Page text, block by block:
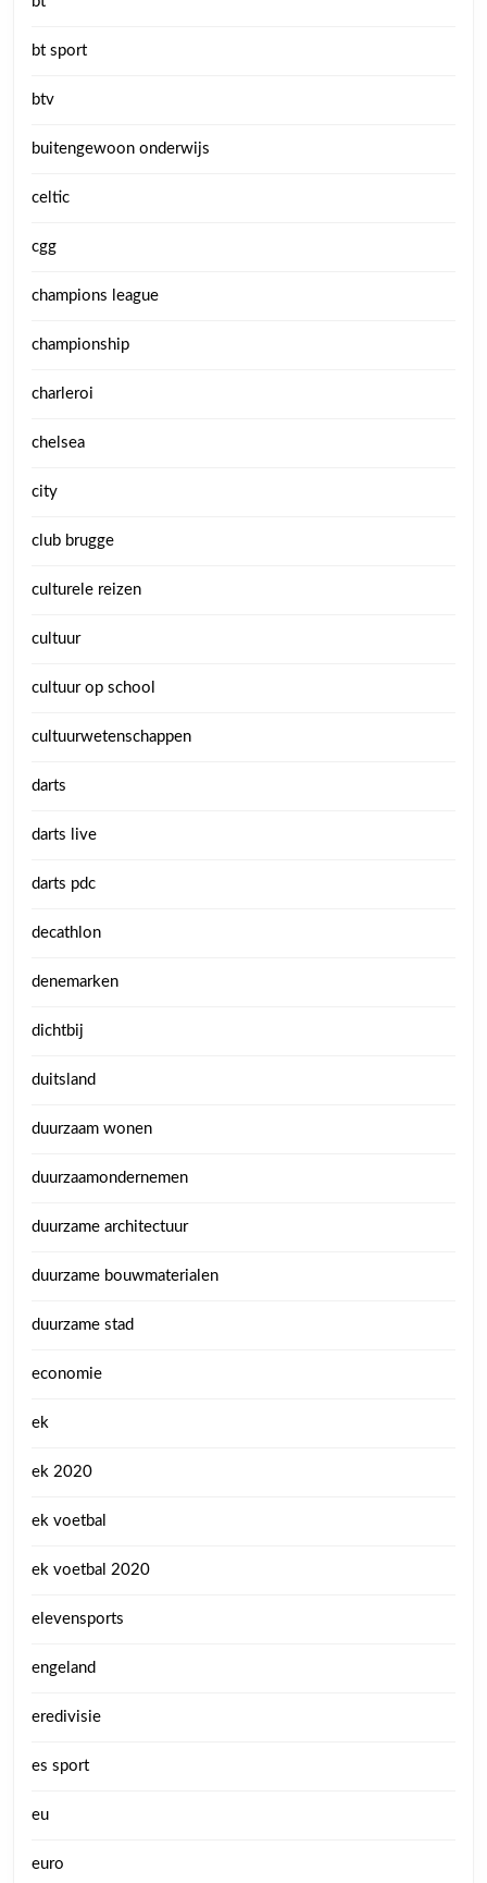
bt sport
btv
buitengewoon onderwijs
celtic
cgg
champions league
championship
charleroi
chelsea
city
club brugge
culturele reizen
cultuur
cultuur op school
cultuurwetenschappen
darts
darts live
darts pdc
decathlon
denemarken
dichtbij
duitsland
duurzaam wonen
duurzaamondernemen
duurzame architectuur
duurzame bouwmaterialen
duurzame stad
economie
ek
ek 2020
ek voetbal
ek voetbal 2020
elevensports
engeland
eredivisie
es sport
eu
euro